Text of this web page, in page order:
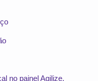
no painel Agilize.